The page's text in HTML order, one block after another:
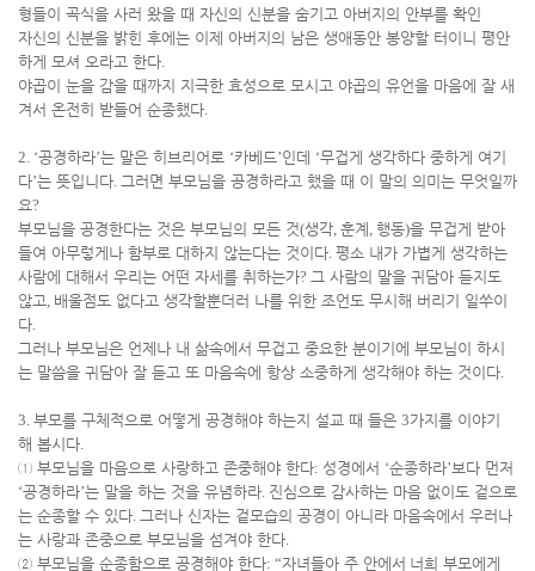
형들이 곡식을 사러 왔을 때 자신의 신분을 숨기고 아버지의 안부를 확인
자신의 신분을 밝힌 후에는 이제 아버지의 남은 생애동안 봉양할 터이니 평안
하게 모셔 오라고 한다.
야곱이 눈을 감을 때까지 지극한 효성으로 모시고 야곱의 유언을 마음에 잘 새
겨서 온전히 받들어 순종했다.
2. ‘공경하라’는 말은 히브리어로 ‘카베드’인데 ‘무겁게 생각하다 중하게 여기
다’는 뜻입니다. 그러면 부모님을 공경하라고 했을 때 이 말의 의미는 무엇일까
요?
부모님을 공경한다는 것은 부모님의 모든 것(생각, 훈계 , 행동)을 무겁게 받아
들여 아무렇게나 함부로 대하지 않는다는 것이다. 평소 내가 가볍게 생각하는
사람에 대해서 우리는 어떤 자세를 취하는가? 그 사람의 말을 귀담아 듣지도
않고, 배울점도 없다고 생각할뿐더러 나를 위한 조언도 무시해 버리기 일쑤이
다.
그러나 부모님은 언제나 내 삶속에서 무겁고 중요한 분이기에 부모님이 하시
는 말씀을 귀담아 잘 듣고 또 마음속에 항상 소중하게 생각해야 하는 것이다.
3. 부모를 구체적으로 어떻게 공경해야 하는지 설교 때 들은 3가지를 이야기
해 봅시다.
① 부모님을 마음으로 사랑하고 존중해야 한다: 성경에서 ‘순종하라’보다 먼저
‘공경하라’는 말을 하는 것을 유념하라. 진심으로 감사하는 마음 없이도 겉으로
는 순종할 수 있다. 그러나 신자는 겉모습의 공경이 아니라 마음속에서 우러나
는 사랑과 존중으로 부모님을 섬겨야 한다.
② 부모님을 순종함으로 공경해야 한다: “자녀들아 주 안에서 너희 부모에게